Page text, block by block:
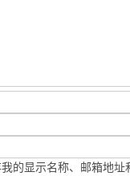
的显示名称、邮箱地址